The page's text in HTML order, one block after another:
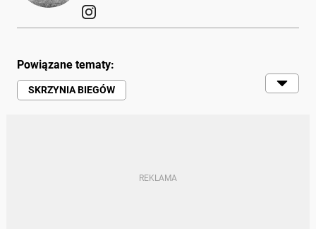
Powiązane tematy:
SKRZYNIA BIEGÓW